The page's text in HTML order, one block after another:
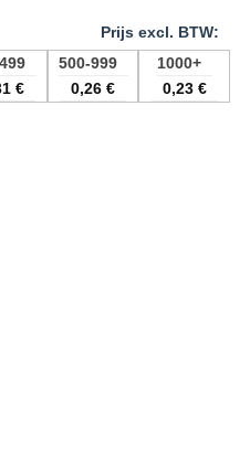
€
500-999
0,26€
1000+
0,23 €